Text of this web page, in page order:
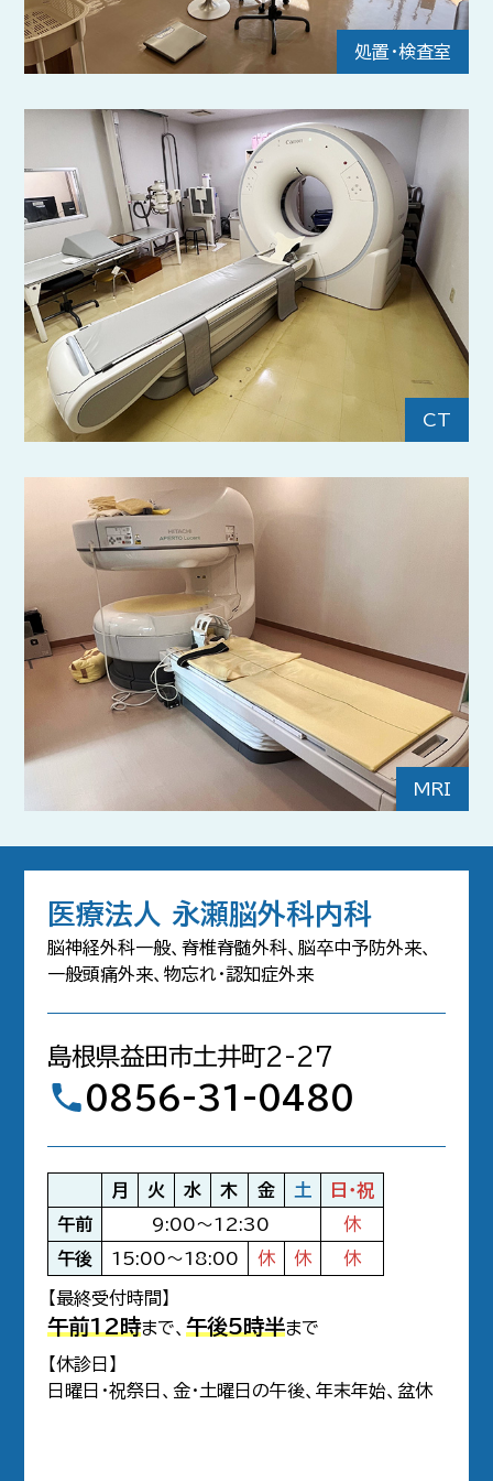
処置・検査室
CT
MRI
医療法人 永瀬脳外科内科
脳神経外科一般、脊椎脊髄外科、脳卒中予防外来、
一般頭痛外来、物忘れ・認知症外来
島根県益田市土井町2-27
0856-31-0480
月 火 水 木 金 土
日・祝
午前
9:00～12:30
休
午後
15:00～18:00 休 休 休
【最終受付時間】
午前12時まで、 午後5時半まで
【休診日】
日曜日・祝祭日、金・土曜日の午後、年末年始、盆休